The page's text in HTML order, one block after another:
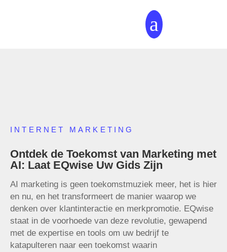
a
INTERNET MARKETING
Ontdek de Toekomst van Marketing met
AI: Laat EQwise Uw Gids Zijn
AI marketing is geen toekomstmuziek meer, het is hier
en nu, en het transformeert de manier waarop we
denken over klantinteractie en merkpromotie. EQwise
staat in de voorhoede van deze revolutie, gewapend
met de expertise en tools om uw bedrijf te
katapulteren naar een toekomst waarin